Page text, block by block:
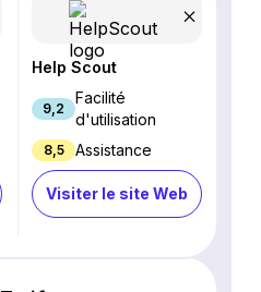
Help Scout
9,2
Facilité
d'utilisation
8,5 Assistance
Visiter le site Web